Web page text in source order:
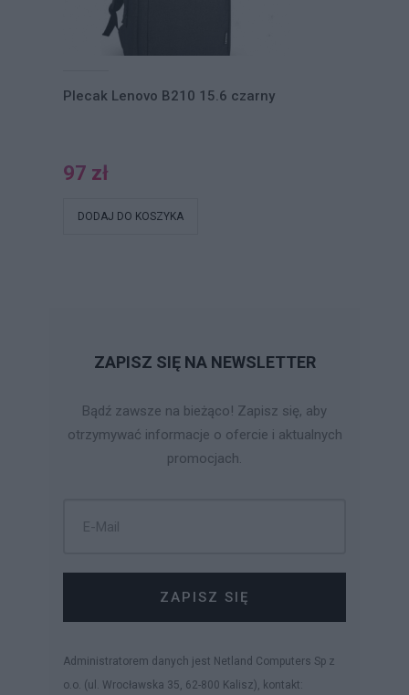
Plecak Lenovo B210 15.6 czarny
97 zł
DODAJ DO KOSZYKA
ZAPISZ SIĘ NA NEWSLETTER
Bądź zawsze na bieżąco! Zapisz się, aby
otrzymywać informacje o ofercie i aktualnych
promocjach.
ZAPISZ SIĘ
Administratorem danych jest Netland Computers Sp z
o.o. (ul. Wrocławska 35, 62-800 Kalisz), kontakt: